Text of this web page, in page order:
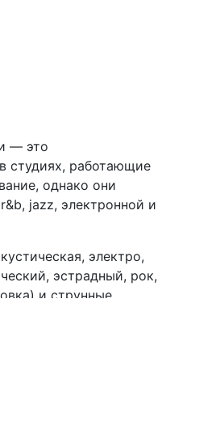
— это
студиях, работающие
однако они
jazz, электронной и
электро,
эстрадный, рок,
и струнные